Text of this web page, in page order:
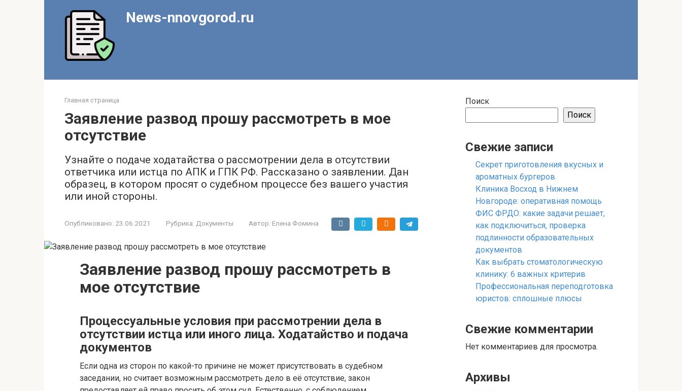
News-nnovgorod.ru
Главная страница
Заявление развод прошу рассмотреть в мое
отсутствие
Узнайте о подаче ходатайства о рассмотрении дела в отсутствии
ответчика или истца по АПК и ГПК РФ. Рассказано о заявлении. Дан
образец, в котором просят о судебном процессе без вашего участия
или иной стороны.
Опубликовано: 23.06.2021 Рубрика: Документы Автор: Елена Фомина
Заявление развод прошу рассмотреть в
мое отсутствие
Процессуальные условия при рассмотрении дела в
отсутствии истца или иного лица. Ходатайство и подача
документов
Если одна из сторон по какой-то причине не может присутствовать в судебном
заседании, но считает возможным рассмотреть дело в её отсутствие, закон
Поиск
Поиск
Свежие записи
Секрет приготовления вкусных и
ароматных бургеров
Клиника Восход в Нижнем
Новгороде: оперативная помощь
ФИС ФРДО: какие задачи решает,
как подключиться, проверка
подлинности образовательных
документов
Как выбрать стоматологическую
клинику: 6 важных критерив
Профессиональная переподготовка
юристов: сплошные плюсы
Свежие комментарии
Нет комментариев для просмотра.
Архивы